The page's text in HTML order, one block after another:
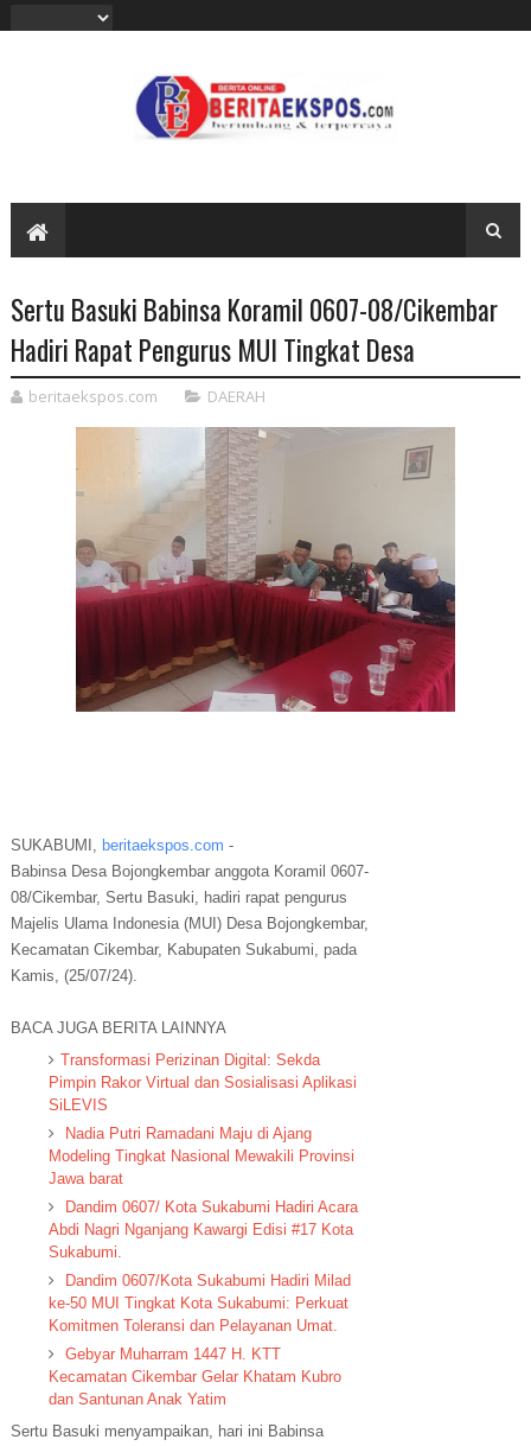
Sertu Basuki Babinsa Koramil 0607-08/Cikembar
Hadiri Rapat Pengurus MUI Tingkat Desa
beritaekspos.com DAERAH
SUKABUMI, beritaekspos.com -
Babinsa Desa Bojongkembar anggota Koramil 0607-
08/Cikembar, Sertu Basuki, hadiri rapat pengurus
Majelis Ulama Indonesia (MUI) Desa Bojongkembar,
Kecamatan Cikembar, Kabupaten Sukabumi, pada
Kamis, (25/07/24).
BACA JUGA BERITA LAINNYA
Transformasi Perizinan Digital: Sekda
Pimpin Rakor Virtual dan Sosialisasi Aplikasi
SiLEVIS
Nadia Putri Ramadani Maju di Ajang
Modeling Tingkat Nasional Mewakili Provinsi
Jawa barat
Dandim 0607/ Kota Sukabumi Hadiri Acara
Abdi Nagri Nganjang Kawargi Edisi #17 Kota
Sukabumi.
Dandim 0607/Kota Sukabumi Hadiri Milad
ke-50 MUI Tingkat Kota Sukabumi: Perkuat
Komitmen Toleransi dan Pelayanan Umat.
Gebyar Muharram 1447 H. KTT
Kecamatan Cikembar Gelar Khatam Kubro
dan Santunan Anak Yatim
Sertu Basuki menyampaikan, hari ini Babinsa